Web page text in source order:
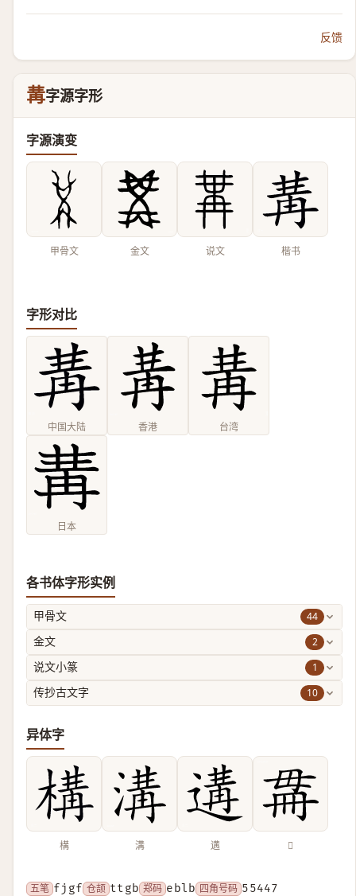
反馈
冓字源字形
字源演变
甲骨文 金文 说文 楷书
字形对比
中国大陆 香港 台湾
日本
各书体字形实例
甲骨文 44
金文 2
说文小篆 1
传抄古文字 10
异体字
構 溝 遘 𣫳
五笔 fjgf 仓颉 ttgb 郑码 eblb 四角号码 55447